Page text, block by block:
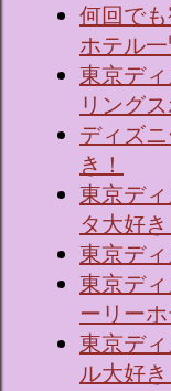
何回で
ホテル
東京デ
リング
ディズ
き！
東京デ
タ大好き
東京デ
東京デ
ーリー
東京デ
ル大好き